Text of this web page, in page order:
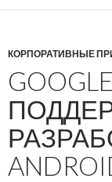
КОРПОРАТИВНЫЕ